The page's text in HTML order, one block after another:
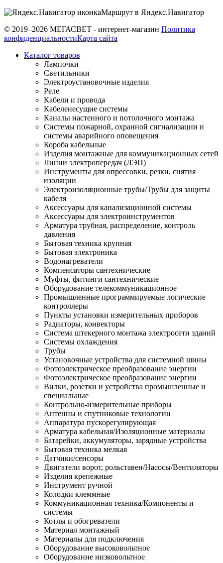
Маршрут в Яндекс.Навигатор
© 2019–2026 МЕГАСВЕТ - интернет-магазин Политика
конфиденциальностиКарта сайта
Каталог товаров
Лампочки
Светильники
Электроустановочные изделия
Реле
Кабели и провода
Кабеленесущие системы
Каналы настенного и потолочного монтажа
Системы пожарной, охранной сигнализации и
системы аварийного оповещения
Короба кабельные
Изделия монтажные для коммуникационных сетей
Линии электропередач (ЛЭП)
Инструменты для опрессовки, резки, снятия
изоляции
Электроизоляционные трубы/Трубы для защиты
кабеля
Аксессуары для канализационной системы
Аксессуары для электроинструментов
Арматура трубная, распределение, контроль
давления
Бытовая техника крупная
Бытовая электроника
Водонагреватели
Компенсаторы сантехнические
Муфты, фитинги сантехнические
Оборудование телекоммуникационное
Промышленные программируемые логические
контроллеры
Пункты установки измерительных приборов
Радиаторы, конвекторы
Система штекерного монтажа электросети зданий
Системы охлаждения
Трубы
Установочные устройства для системной шины
Фотоэлектрическое преобразование энергии
Фотоэлектрическое преобразование энергии
Вилки, розетки и устройства промышленные и
специальные
Контрольно-измерительные приборы
Антенны и спутниковые технологии
Аппаратура пускорегулирующая
Арматура кабельная/Изоляционные материалы
Батарейки, аккумуляторы, зарядные устройства
Бытовая техника мелкая
Датчики/сенсоры
Двигатели ворот, рольставен/Насосы/Вентиляторы
Изделия крепежные
Инструмент ручной
Колодки клеммные
Коммуникационная техника/Компоненты и
системы
Котлы и обогреватели
Материал монтажный
Материалы для подключения
Оборудование высоковольтное
Оборудование низковольтное